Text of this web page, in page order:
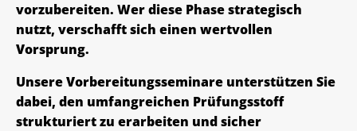
vorzubereiten. Wer diese Phase strategisch
nutzt, verschafft sich einen wertvollen
Vorsprung.
Unsere Vorbereitungsseminare unterstützen Sie
dabei, den umfangreichen Prüfungsstoff
strukturiert zu erarbeiten und sicher